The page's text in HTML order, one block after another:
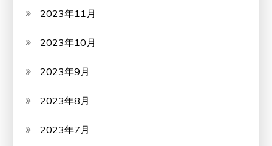
2023年11月
2023年10月
2023年9月
2023年8月
2023年7月